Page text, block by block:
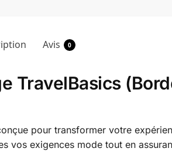
Avis 0
TravelBasics
pour transformer votre
vos exigences mode tout en